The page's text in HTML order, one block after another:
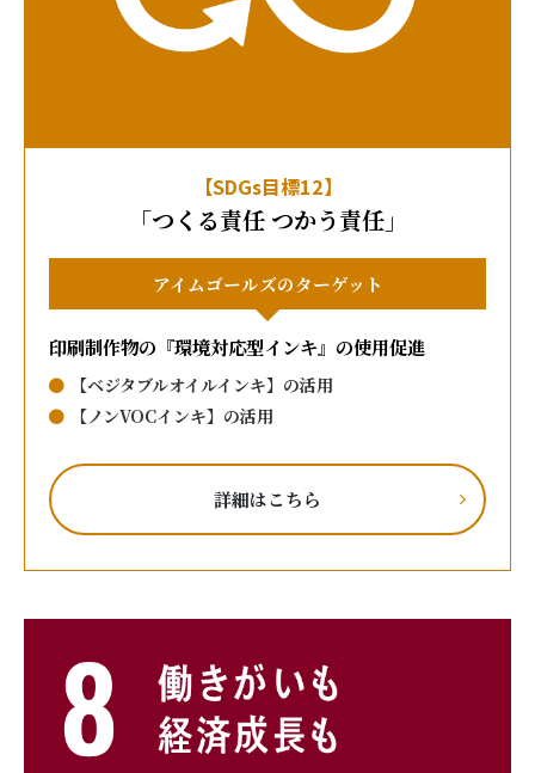
【SDGs目標12】
「つくる責任 つかう責任」
アイムゴールズのターゲット
印刷制作物の『環境対応型インキ』の使用促進
【ベジタブルオイルインキ】の活用
【ノンVOCインキ】の活用
詳細はこちら